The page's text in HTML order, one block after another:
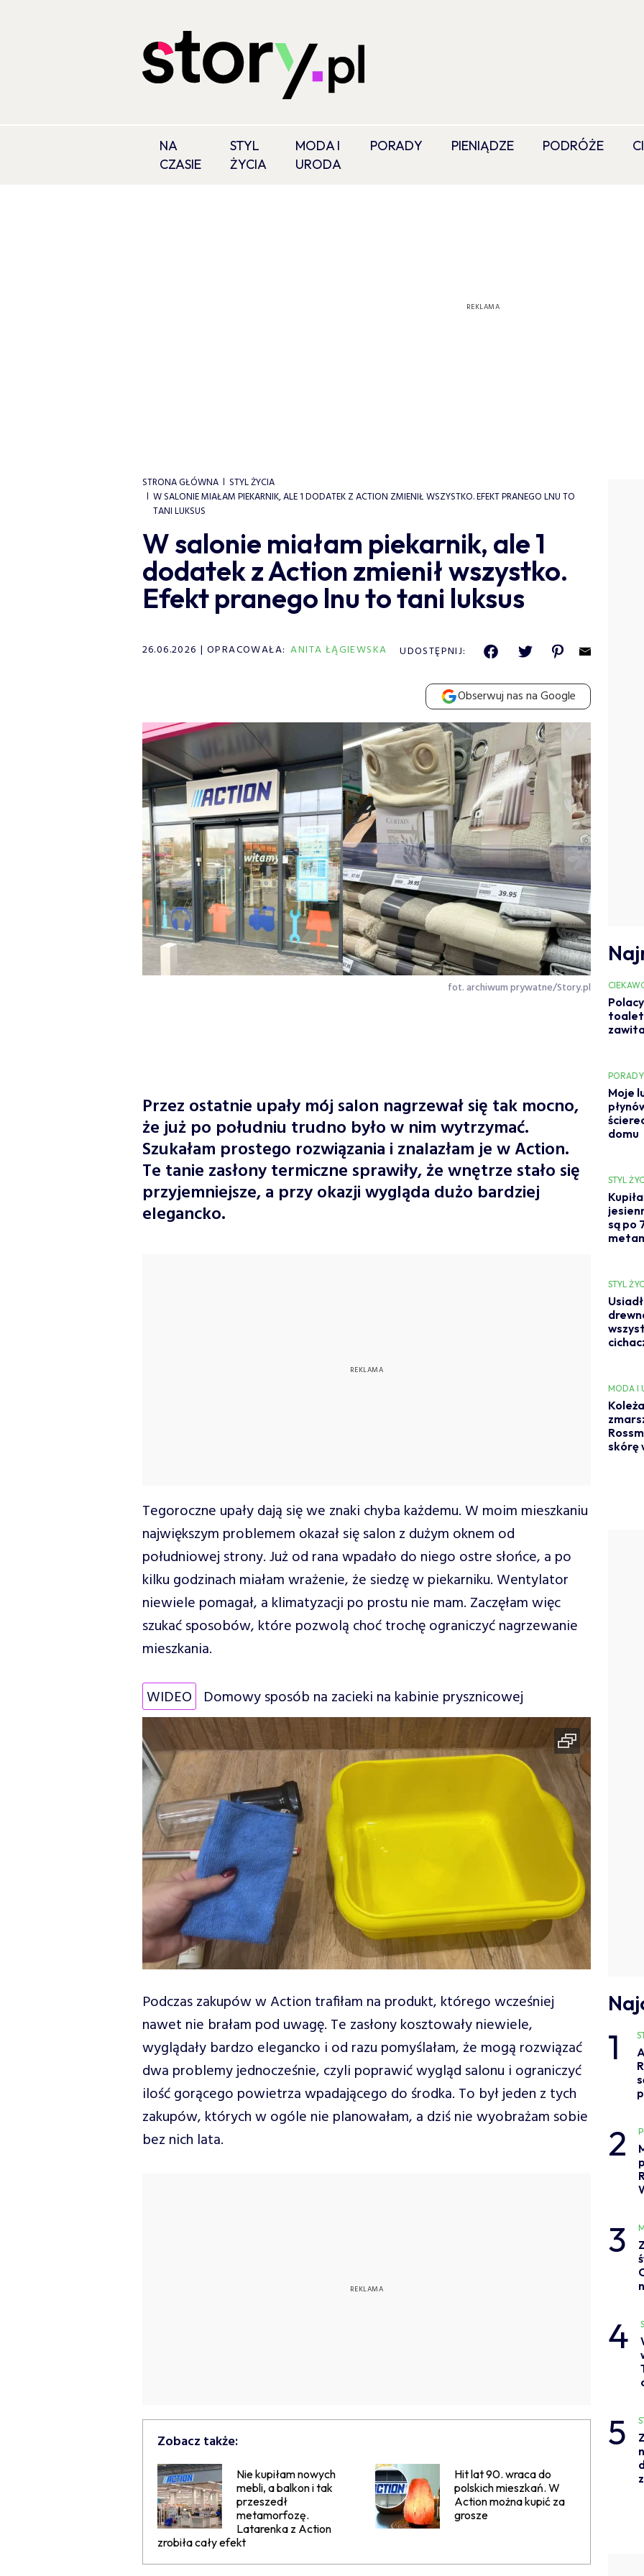
NA
CZASIE
STYL
ŻYCIA
MODA I
URODA
PORADY PIENIĄDZE PODRÓŻE
STRONA GŁÓWNA
STYL ŻYCIA
W SALONIE MIAŁAM PIEKARNIK, ALE 1 DODATEK Z ACTION ZMIENIŁ WSZYSTKO. EFEKT PRANEGO LNU TO
TANI LUKSUS
W salonie miałam piekarnik, ale 1
dodatek z Action zmienił wszystko.
Efekt pranego lnu to tani luksus
26.06.2026 OPRACOWAŁA: ANITA ŁĄGIEWSKA UDOSTĘPNIJ:
Obserwuj nas na Google
fot. archiwum prywatne/Story.pl
Przez ostatnie upały mój salon nagrzewał się tak mocno,
że już po południu trudno było w nim wytrzymać.
Szukałam prostego rozwiązania i znalazłam je w Action.
Te tanie zasłony termiczne sprawiły, że wnętrze stało się
przyjemniejsze, a przy okazji wygląda dużo bardziej
elegancko.
Tegoroczne upały dają się we znaki chyba każdemu. W moim mieszkaniu
największym problemem okazał się salon z dużym oknem od
południowej strony. Już od rana wpadało do niego ostre słońce, a po
kilku godzinach miałam wrażenie, że siedzę w piekarniku. Wentylator
niewiele pomagał, a klimatyzacji po prostu nie mam. Zaczęłam więc
szukać sposobów, które pozwolą choć trochę ograniczyć nagrzewanie
mieszkania.
WIDEO Domowy sposób na zacieki na kabinie prysznicowej
Podczas zakupów w Action trafiłam na produkt, którego wcześniej
nawet nie brałam pod uwagę. Te zasłony kosztowały niewiele,
wyglądały bardzo elegancko i od razu pomyślałam, że mogą rozwiązać
dwa problemy jednocześnie, czyli poprawić wygląd salonu i ograniczyć
ilość gorącego powietrza wpadającego do środka. To był jeden z tych
zakupów, których w ogóle nie planowałam, a dziś nie wyobrażam sobie
bez nich lata.
Zobacz także:
Nie kupiłam nowych
mebli, a balkon i tak
przeszedł
metamorfozę.
Latarenka z Action
zrobiła cały efekt
Hit lat 90. wraca do
polskich mieszkań. W
Action można kupić za
grosze
PORADY
Moje
domu
STYL
są po
STYL
MODA I
skórę
1
2
3
4
5